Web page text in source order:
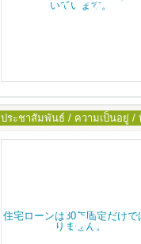
ประชาสัมพันธ์ / ความเป็นอยู่ /